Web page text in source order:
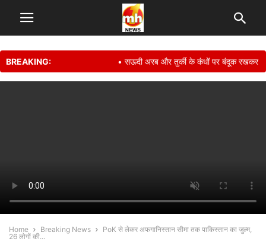
BREAKING: • सऊदी अरब और तुर्की के कंधों पर बंदूक रखकर अपनी
Home Breaking News
PoK से लेकर अफगानिस्तान सीमा तक पाकिस्तान का जुल्म,
26 लोगों की...